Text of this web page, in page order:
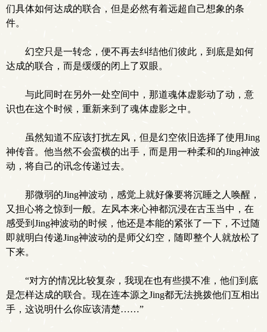
们具体如何达成的联合，但是必然有着远超自己想象的条
件。
幻空只是一转念，便不再去纠结他们彼此，到底是如何
达成的联合，而是缓缓的闭上了双眼。
与此同时在另外一处空间中，那道魂体虚影动了动，意
识也在这个时候，重新来到了魂体虚影之中。
虽然知道不应该打扰左风，但是幻空依旧选择了使用Jing
神传音。他当然不会蛮横的出手，而是用一种柔和的Jing神波
动，将自己的讯念传递过去。
那微弱的Jing神波动，感觉上就好像要将沉睡之人唤醒，
又担心将之惊到一般。左风本来心神都沉浸在古玉当中，在
感受到Jing神波动的时候，他还是本能的紧张了一下，不过随
即就明白传递Jing神波动的是师父幻空，随即整个人就放松了
下来。
“对方的情况比较复杂，我现在也有些摸不准，他们到底
是怎样达成的联合。现在连本源之Jing都无法挑拨他们互相出
手，这说明什么你应该清楚……”